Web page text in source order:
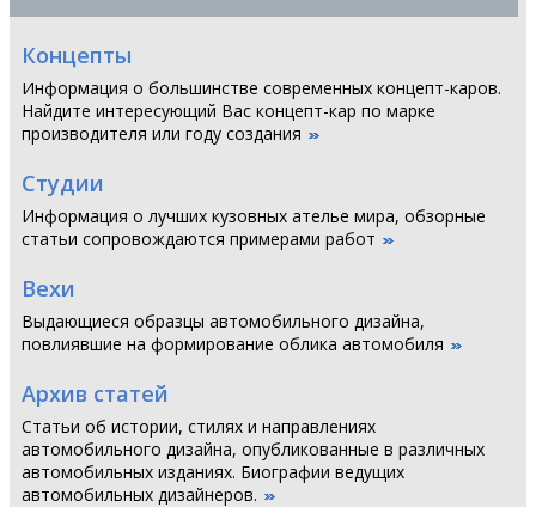
Концепты
Информация о большинстве современных концепт-каров.
Найдите интересующий Вас концепт-кар по марке
производителя или году создания
Студии
Информация о лучших кузовных ателье мира, обзорные
статьи сопровождаются примерами работ
Вехи
Выдающиеся образцы автомобильного дизайна,
повлиявшие на формирование облика автомобиля
Архив статей
Статьи об истории, стилях и направлениях
автомобильного дизайна, опубликованные в различных
автомобильных изданиях. Биографии ведущих
автомобильных дизайнеров.